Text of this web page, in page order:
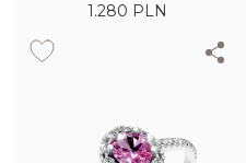
1.280 PLN